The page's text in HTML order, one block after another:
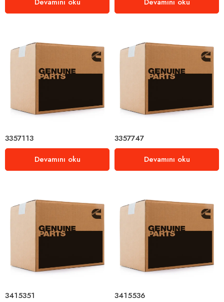
3357113
Devamını oku
3357747
Devamını oku
3415351
3415536